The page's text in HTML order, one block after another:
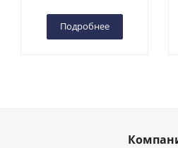
Подробнее